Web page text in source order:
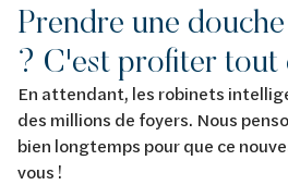
Prendre une
? C'est profiter tout
En attendant, les robinets
des millions de foyers. Nous
bien longtemps pour que ce
vous !